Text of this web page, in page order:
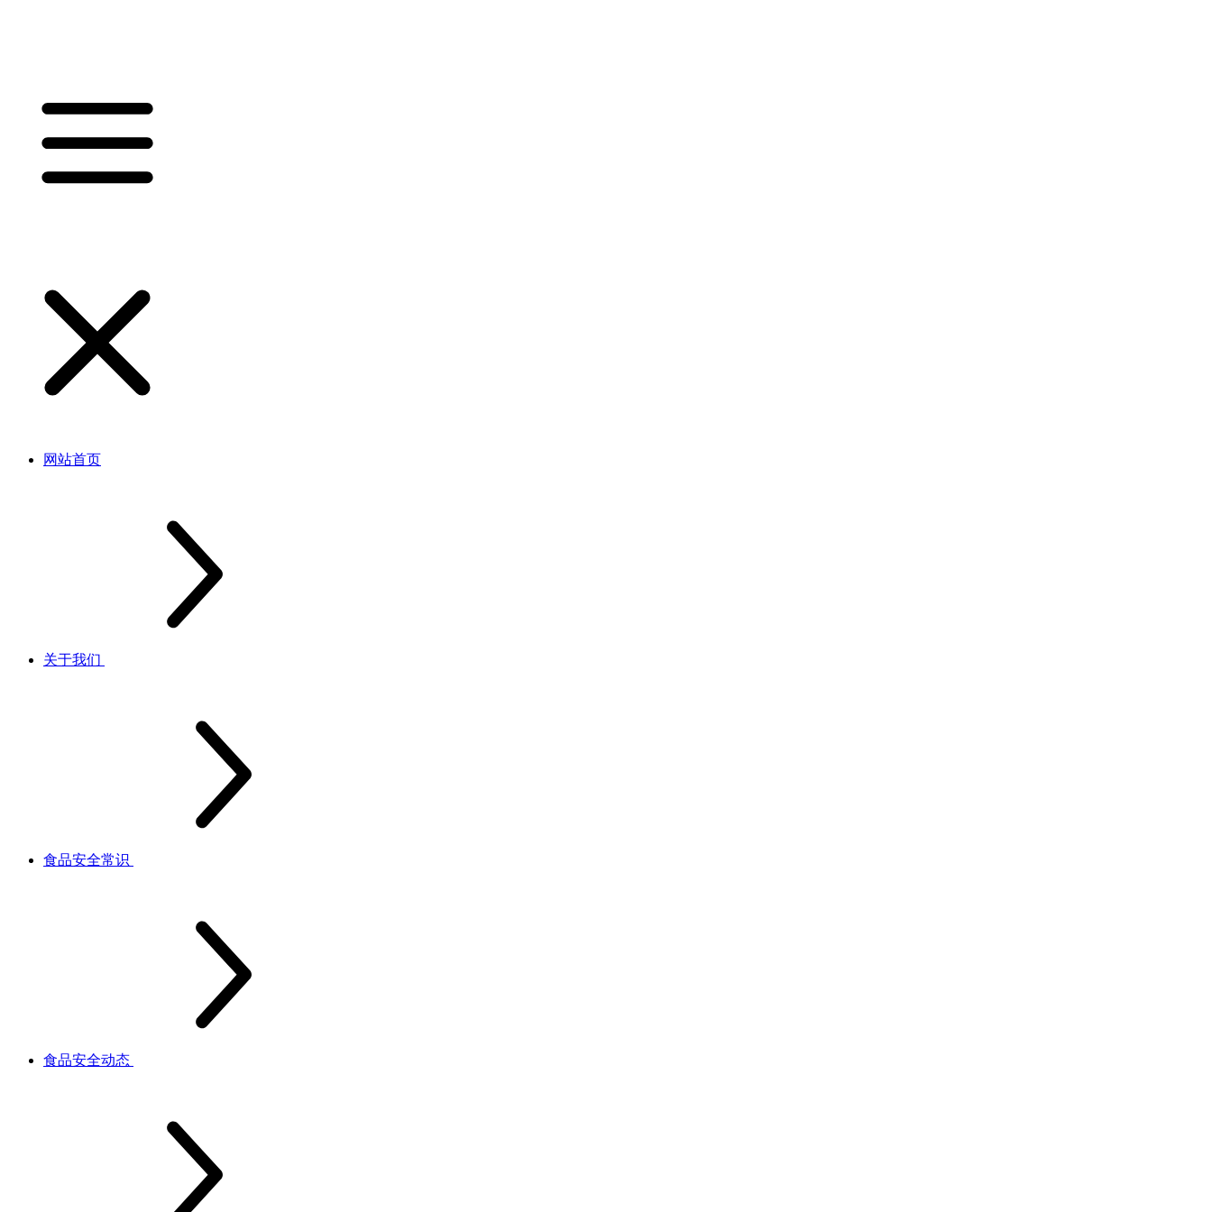
网站首页
关于我们
食品安全常识
食品安全动态